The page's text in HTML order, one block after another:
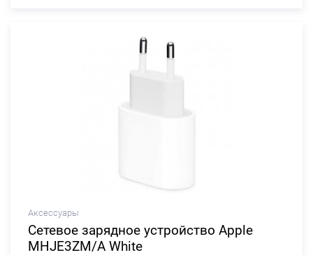
Аксессуары
Сетевое зарядное устройство Apple
MHJE3ZM/A White